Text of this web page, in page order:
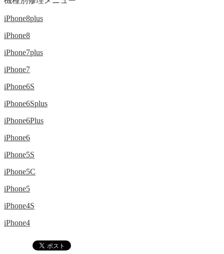
iPhone8plus
iPhone8
iPhone7plus
iPhone7
iPhone6S
iPhone6Splus
iPhone6Plus
iPhone6
iPhone5S
iPhone5C
iPhone5
iPhone4S
iPhone4